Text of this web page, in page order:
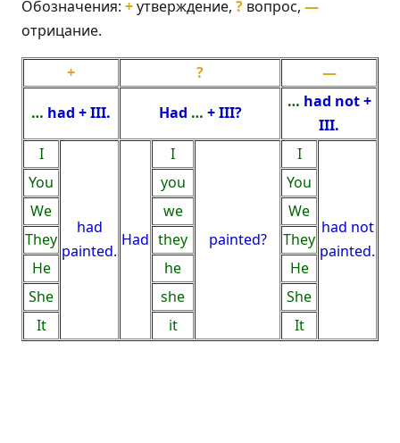
Обозначения: +утверждение, ? вопрос, —
отрицание.
+ ? —
… had + III. Had … + III?
… had not +
III.
I
had
painted.
Had
I
painted?
I
had not
painted.
You you
You
We
we
We
They
they
They
He
he
He
She
she
She
It
it It